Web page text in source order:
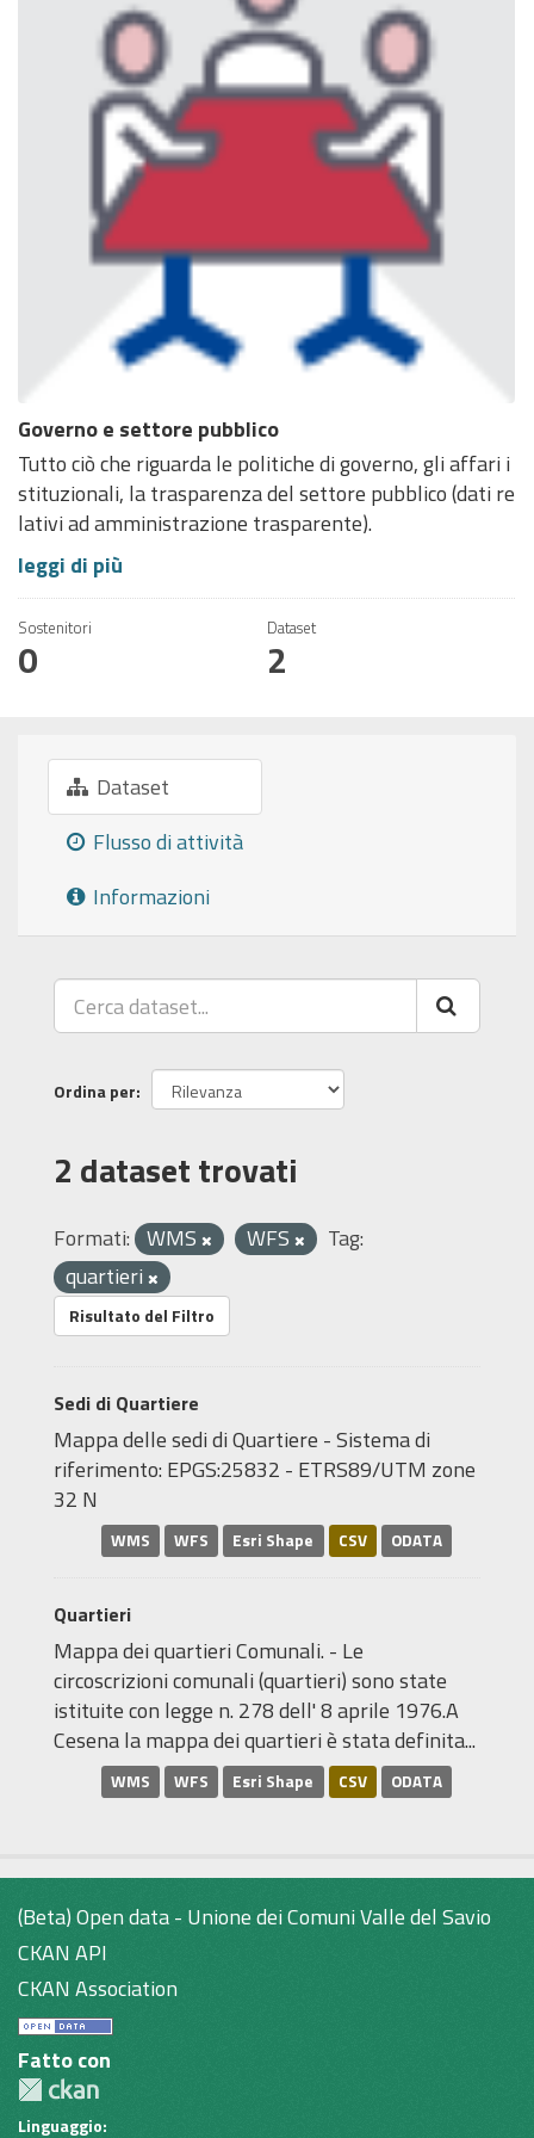
Governo e settore pubblico
Tutto ciò che riguarda le politiche di governo, gli affari i
stituzionali, la trasparenza del settore pubblico (dati re
lativi ad amministrazione trasparente).
leggi di più
Sostenitori
0
Dataset
2
Dataset
Flusso di attività
Informazioni
Ordina per
2 dataset trovati
Formati: WMS WFS
Tag:
quartieri
Risultato del Filtro
Sedi di Quartiere
Mappa delle sedi di Quartiere - Sistema di
riferimento: EPGS:25832 - ETRS89/UTM zone
32 N
WMS WFS Esri Shape CSV ODATA
Quartieri
Mappa dei quartieri Comunali. - Le
circoscrizioni comunali (quartieri) sono state
istituite con legge n. 278 dell' 8 aprile 1976.A
Cesena la mappa dei quartieri è stata definita...
WMS WFS Esri Shape CSV ODATA
(Beta) Open data - Unione dei Comuni Valle del Savio
CKAN API
CKAN Association
Fatto con
Linguaggio